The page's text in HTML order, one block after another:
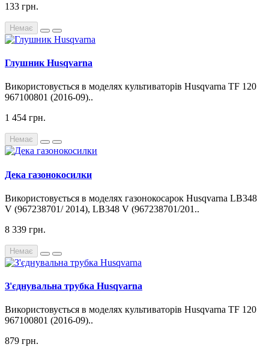
133 грн.
Немає
Глушник Husqvarna
Використовується в моделях культиваторів Husqvarna TF 120
967100801 (2016-09)..
1 454 грн.
Немає
Дека газонокосилки
Використовується в моделях газонокосарок Husqvarna LB348
V (967238701/ 2014), LB348 V (967238701/201..
8 339 грн.
Немає
З'єднувальна трубка Husqvarna
Використовується в моделях культиваторів Husqvarna TF 120
967100801 (2016-09)..
879 грн.